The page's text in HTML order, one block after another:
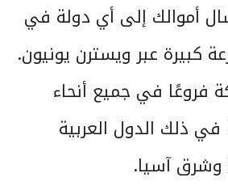
أموالك إلى أي دولة في
كبيرة عبر ويسترن يونيون.
فروعًا في جميع أنحاء
في ذلك الدول العربية
وشرق آسيا.